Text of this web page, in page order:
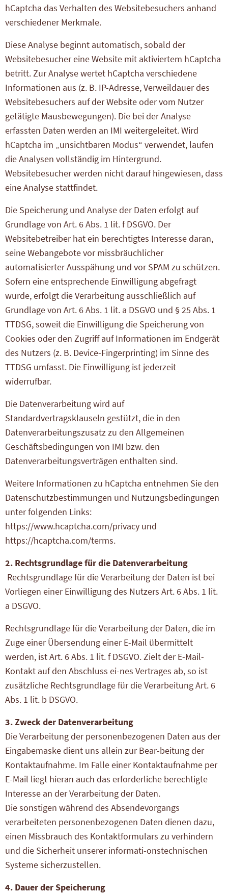
hCaptcha das Verhalten des Websitebesuchers anhand
verschiedener Merkmale.
Diese Analyse beginnt automatisch, sobald der
Websitebesucher eine Website mit aktiviertem hCaptcha
betritt. Zur Analyse wertet hCaptcha verschiedene
Informationen aus (z. B. IP-Adresse, Verweildauer des
Websitebesuchers auf der Website oder vom Nutzer
getätigte Mausbewegungen). Die bei der Analyse
erfassten Daten werden an IMI weitergeleitet. Wird
hCaptcha im „unsichtbaren Modus“ verwendet, laufen
die Analysen vollständig im Hintergrund.
Websitebesucher werden nicht darauf hingewiesen, dass
eine Analyse stattfindet.
Die Speicherung und Analyse der Daten erfolgt auf
Grundlage von Art. 6 Abs. 1 lit. f DSGVO. Der
Websitebetreiber hat ein berechtigtes Interesse daran,
seine Webangebote vor missbräuchlicher
automatisierter Ausspähung und vor SPAM zu schützen.
Sofern eine entsprechende Einwilligung abgefragt
wurde, erfolgt die Verarbeitung ausschließlich auf
Grundlage von Art. 6 Abs. 1 lit. a DSGVO und § 25 Abs. 1
TTDSG, soweit die Einwilligung die Speicherung von
Cookies oder den Zugriff auf Informationen im Endgerät
des Nutzers (z. B. Device-Fingerprinting) im Sinne des
TTDSG umfasst. Die Einwilligung ist jederzeit
widerrufbar.
Die Datenverarbeitung wird auf
Standardvertragsklauseln gestützt, die in den
Datenverarbeitungszusatz zu den Allgemeinen
Geschäftsbedingungen von IMI bzw. den
Datenverarbeitungsverträgen enthalten sind.
Weitere Informationen zu hCaptcha entnehmen Sie den
Datenschutzbestimmungen und Nutzungsbedingungen
unter folgenden Links:
https://www.hcaptcha.com/privacy und
https://hcaptcha.com/terms.
2. Rechtsgrundlage für die Datenverarbeitung
Rechtsgrundlage für die Verarbeitung der Daten ist bei
Vorliegen einer Einwilligung des Nutzers Art. 6 Abs. 1 lit.
a DSGVO.
Rechtsgrundlage für die Verarbeitung der Daten, die im
Zuge einer Übersendung einer E-Mail übermittelt
werden, ist Art. 6 Abs. 1 lit. f DSGVO. Zielt der E-Mail-
Kontakt auf den Abschluss ei-nes Vertrages ab, so ist
zusätzliche Rechtsgrundlage für die Verarbeitung Art. 6
Abs. 1 lit. b DSGVO.
3. Zweck der Datenverarbeitung
Die Verarbeitung der personenbezogenen Daten aus der
Eingabemaske dient uns allein zur Bear-beitung der
Kontaktaufnahme. Im Falle einer Kontaktaufnahme per
E-Mail liegt hieran auch das erforderliche berechtigte
Interesse an der Verarbeitung der Daten.
Die sonstigen während des Absendevorgangs
verarbeiteten personenbezogenen Daten dienen dazu,
einen Missbrauch des Kontaktformulars zu verhindern
und die Sicherheit unserer informati-onstechnischen
Systeme sicherzustellen.
4. Dauer der Speicherung